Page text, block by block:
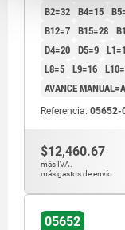
B2=32 B4=15
B12=7 B15=28
D4=20 D5=9
L8=5 L9=16
AVANCE
Referencia: 05652-
$12,460.67
más IVA.
más gastos de envío
05652